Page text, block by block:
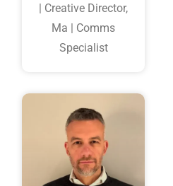
| Creative Director,
Ma | Comms
Specialist